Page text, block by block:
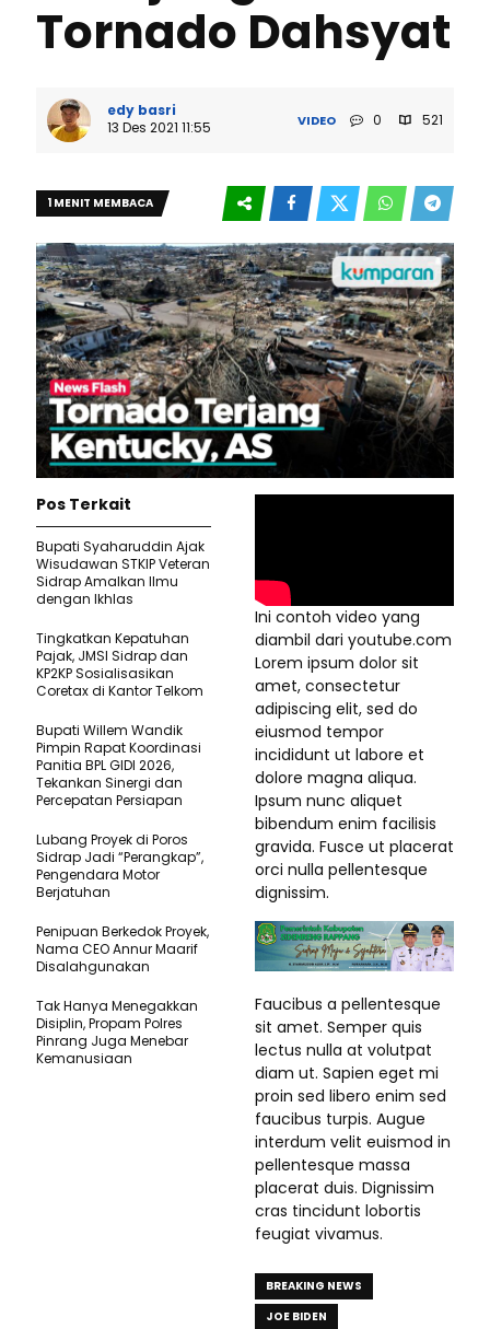
Tornado Dahsyat
edy basri
13 Des 2021 11:55
VIDEO 0 521
1 MENIT MEMBACA
Ini contoh video yang
diambil dari youtube.com
Lorem ipsum dolor sit
amet, consectetur
adipiscing elit, sed do
eiusmod tempor
incididunt ut labore et
dolore magna aliqua.
Ipsum nunc aliquet
bibendum enim facilisis
gravida. Fusce ut placerat
orci nulla pellentesque
dignissim.
Faucibus a pellentesque
sit amet. Semper quis
lectus nulla at volutpat
diam ut. Sapien eget mi
proin sed libero enim sed
faucibus turpis. Augue
interdum velit euismod in
pellentesque massa
placerat duis. Dignissim
cras tincidunt lobortis
feugiat vivamus.
BREAKING NEWS
JOE BIDEN
Pos Terkait
Bupati Syaharuddin Ajak
Wisudawan STKIP Veteran
Sidrap Amalkan Ilmu
dengan Ikhlas
Tingkatkan Kepatuhan
Pajak, JMSI Sidrap dan
KP2KP Sosialisasikan
Coretax di Kantor Telkom
Bupati Willem Wandik
Pimpin Rapat Koordinasi
Panitia BPL GIDI 2026,
Tekankan Sinergi dan
Percepatan Persiapan
Lubang Proyek di Poros
Sidrap Jadi “Perangkap”,
Pengendara Motor
Berjatuhan
Penipuan Berkedok Proyek,
Nama CEO Annur Maarif
Disalahgunakan
Tak Hanya Menegakkan
Disiplin, Propam Polres
Pinrang Juga Menebar
Kemanusiaan